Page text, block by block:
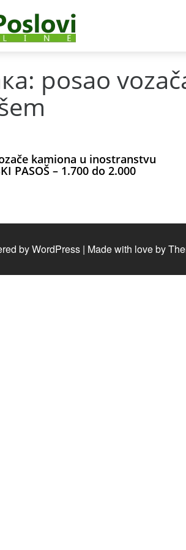
posao
kamiona u inostranstvu
PASOŠ – 1.700 do 2.000
by WordPress | Made with love by